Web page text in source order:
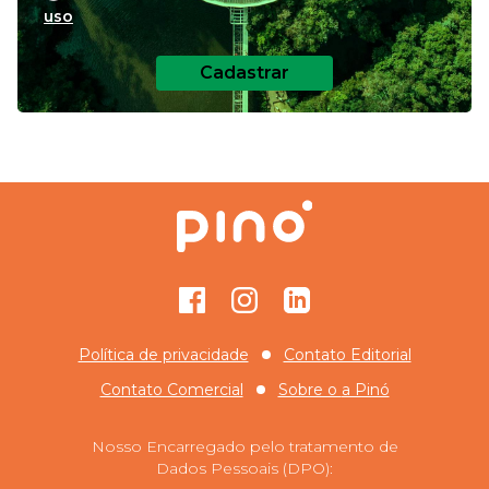
uso
Cadastrar
FacebookInstagramGitHub
Política de privacidade
Contato Editorial
Contato Comercial
Sobre o a Pinó
Nosso Encarregado pelo tratamento de
Dados Pessoais (DPO):